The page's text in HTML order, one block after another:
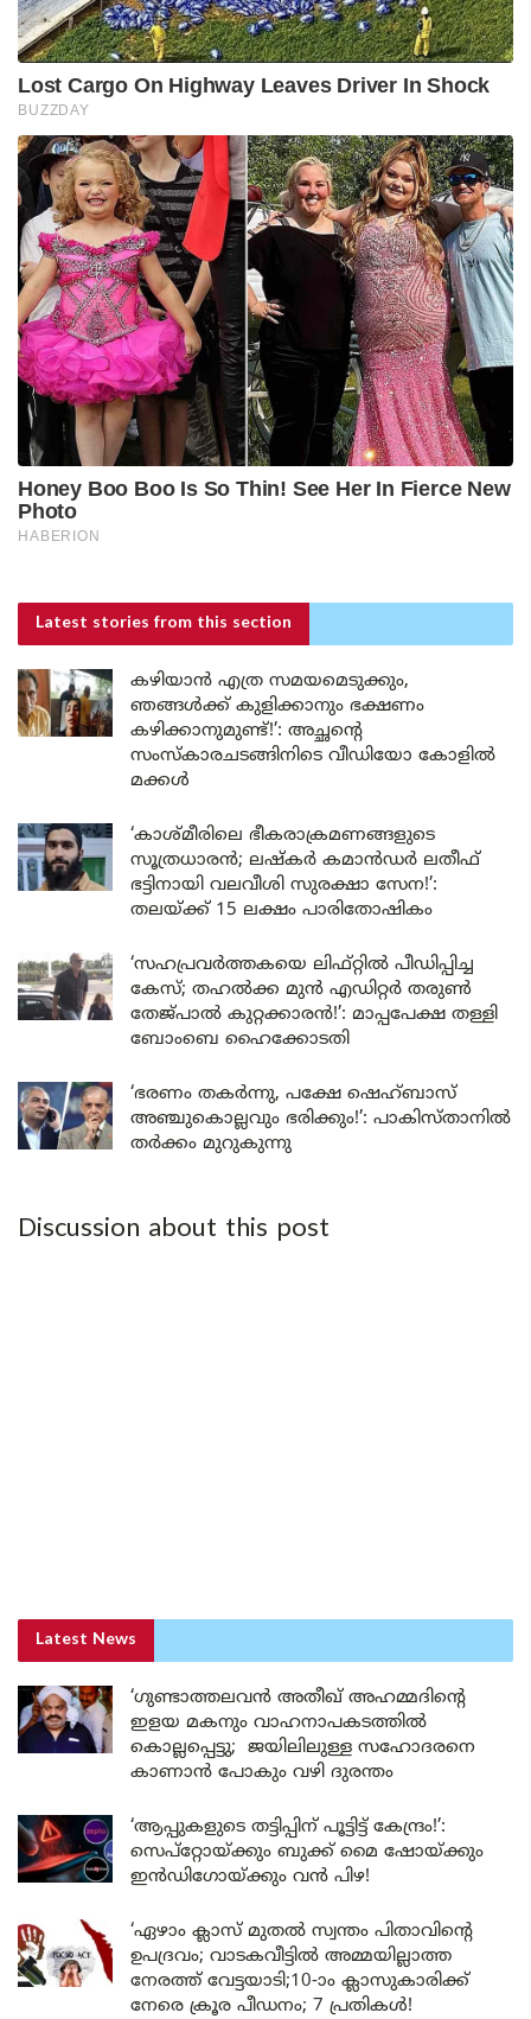
Latest stories from this section
കഴിയാൻ എത്ര സമയമെടുക്കും,
ഞങ്ങൾക്ക് കുളിക്കാനും ഭക്ഷണം
കഴിക്കാനുമുണ്ട്!’: അച്ഛന്റെ
സംസ്കാരചടങ്ങിനിടെ വീഡിയോ കോളിൽ
മക്കൾ
‘കാശ്മീരിലെ ഭീകരാക്രമണങ്ങളുടെ
സൂത്രധാരൻ; ലഷ്കർ കമാൻഡർ ലതീഫ്
ഭട്ടിനായി വലവീശി സുരക്ഷാ സേന!’:
തലയ്ക്ക് 15 ലക്ഷം പാരിതോഷികം
‘സഹപ്രവർത്തകയെ ലിഫ്റ്റിൽ പീഡിപ്പിച്ച
കേസ്; തഹൽക്ക മുൻ എഡിറ്റർ തരുൺ
തേജ്പാൽ കുറ്റക്കാരൻ!’: മാപ്പപേക്ഷ തള്ളി
ബോംബെ ഹൈക്കോടതി
‘ഭരണം തകർന്നു, പക്ഷേ ഷെഹ്ബാസ്
അഞ്ചുകൊല്ലവും ഭരിക്കും!’: പാകിസ്താനിൽ
തർക്കം മുറുകുന്നു
Discussion about this post
Latest News
‘ഗുണ്ടാത്തലവൻ അതീഖ് അഹമ്മദിന്റെ
ഇളയ മകനും വാഹനാപകടത്തിൽ
കൊല്ലപ്പെട്ടു; ജയിലിലുള്ള സഹോദരനെ
കാണാൻ പോകും വഴി ദുരന്തം
‘ആപ്പുകളുടെ തട്ടിപ്പിന് പൂട്ടിട്ട് കേന്ദ്രം!’:
സെപ്റ്റോയ്ക്കും ബുക്ക് മൈ ഷോയ്ക്കും
ഇൻഡിഗോയ്ക്കും വൻ പിഴ!
‘ഏഴാം ക്ലാസ് മുതൽ സ്വന്തം പിതാവിന്റെ
ഉപദ്രവം; വാടകവീട്ടിൽ അമ്മയില്ലാത്ത
നേരത്ത് വേട്ടയാടി;10-ാം ക്ലാസുകാരിക്ക്
നേരെ ക്രൂര പീഡനം; 7 പ്രതികൾ!